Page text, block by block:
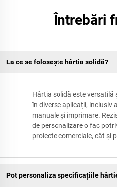
Întrebări
La ce se folosește hârtia solidă?
Hârtia solidă este versatilă
în diverse aplicații, inclusiv
manuale și imprimare.
de personalizare o fac
proiecte comerciale, cât și
Pot personaliza specificațiile